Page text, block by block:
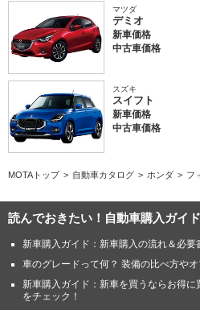
マツダ
デミオ
新車価格
中古車価格
スズキ
スイフト
新車価格
中古車価格
MOTAトップ 自動車カタログ ホンダ フ
読んでおきたい！自動車購入ガイド
新車購入ガイド：新車購入の流れ＆必要
車のグレードって何？ 装備の比べ方や
新車購入ガイド：新車を買うならお得
をチェック！